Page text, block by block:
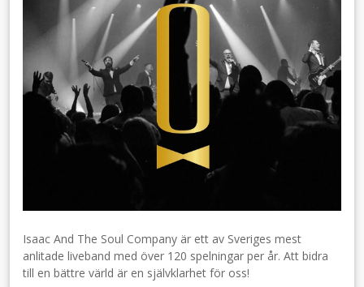
Isaac And The Soul Company är ett av Sveriges mest
anlitade liveband med över 120 spelningar per år. Att bidra
till en bättre värld är en självklarhet för oss!